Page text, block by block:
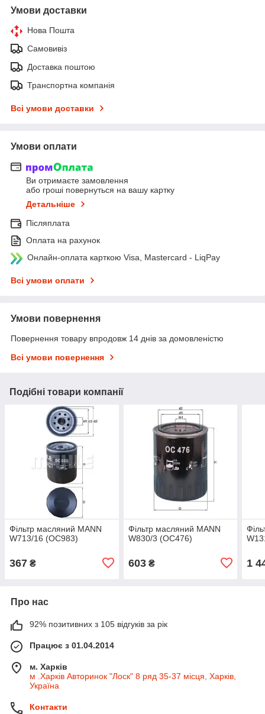
Умови доставки
Нова Пошта
Самовивіз
Доставка поштою
Транспортна компанія
Всі умови доставки
Умови оплати
Ви отримаєте замовлення
або гроші повернуться на вашу картку
Детальніше
Післяплата
Оплата на рахунок
Онлайн-оплата карткою Visa, Mastercard - LiqPay
Всі умови оплати
Умови повернення
Повернення товару впродовж 14 днів за домовленістю
Всі умови повернення
Подібні товари компанії
Фільтр масляний MANN
W713/16 (OC983)
367 ₴
Фільтр масляний MANN
W830/3 (OC476)
603₴ 1
Про нас
92% позитивних з 105 відгуків за рік
Працює з 01.04.2014
м. Харків
м .Харків Авторинок "Лоск" 8 ряд 35-37 місця, Харків,
Україна
Контакти